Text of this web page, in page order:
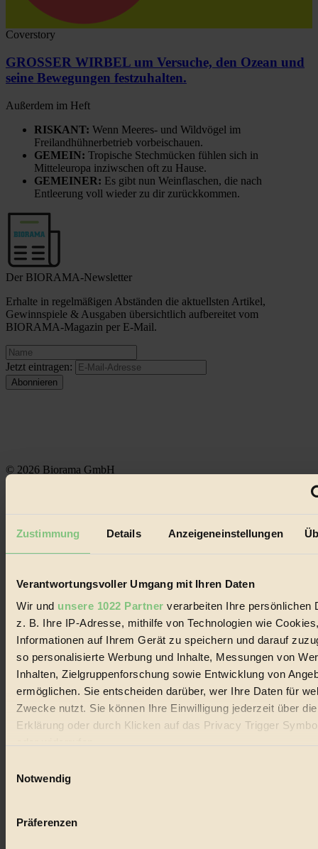
Zustimmung Details Anzeigeneinstellungen
Verantwortungsvoller Umgang mit Ihren Daten
Wir und unsere 1022 Partner verarbeiten Ihre persönlichen
z. B. Ihre IP-Adresse, mithilfe von Technologien wie
Informationen auf Ihrem Gerät zu speichern und darauf
so personalisierte Werbung und Inhalte, Messungen von
Inhalten, Zielgruppenforschung sowie Entwicklung von
ermöglichen. Sie entscheiden darüber, wer Ihre Daten für
Zwecke nutzt. Sie können Ihre Einwilligung jederzeit über
Erklärung oder durch Klicken auf das Privacy Trigger
Wenn Sie es erlauben, würden wir auch gerne:
Ihr Gerät durch aktives Scannen nach bestimmten
Notwendig
Präferenzen
Coverstory
GROSSER WIRBEL um Versuche, den Ozean und
seine Bewegungen festzuhalten.
Außerdem im Heft
RISKANT: Wenn Meeres- und Wildvögel im
Freilandhühnerbetrieb vorbeischauen.
GEMEIN: Tropische Stechmücken fühlen sich in
Mitteleuropa inziwschen oft zu Hause.
GEMEINER: Es gibt nun Weinflaschen, die nach
Entleerung voll wieder zu dir zurückkommen.
Der BIORAMA-Newsletter
Erhalte in regelmäßigen Abständen die aktuellsten Artikel,
Gewinnspiele & Ausgaben übersichtlich aufbereitet vom
BIORAMA-Magazin per E-Mail.
Jetzt eintragen:
© 2026 Biorama GmbH
Biorama steht für einen nachhaltigen Lebensstil und bewussten
Lebenswandel. Es ist eine moderne Plattform für Ideen, Menschen
Handels mit Bioprodukten, des Fair-Trade sowie der Branche
Social Media
22.601 Fans auf Facebook
3.415 Follower auf Twitter
Folge uns auf Instagram
Themen
Bio
Vegan